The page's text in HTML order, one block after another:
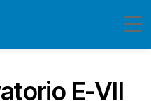
E-VII